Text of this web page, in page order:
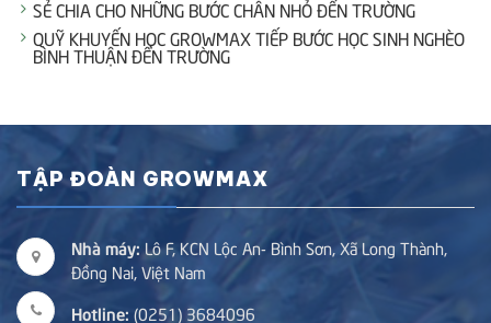
SẺ CHIA CHO NHỮNG BƯỚC CHÂN NHỎ ĐẾN TRƯỜNG
QUỸ KHUYẾN HỌC GROWMAX TIẾP BƯỚC HỌC SINH NGHÈO
BÌNH THUẬN ĐẾN TRƯỜNG
TẬP ĐOÀN GROWMAX
Nhà máy: Lô F, KCN Lộc An- Bình Sơn, Xã Long Thành,
Đồng Nai, Việt Nam
Hotline: (0251) 3684096